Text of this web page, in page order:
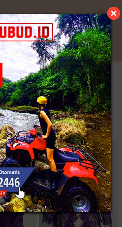
Kebaya Seragam